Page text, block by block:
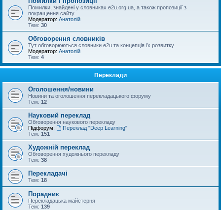
Помилки, знайдені у словниках e2u.org.ua, а також пропозиції з
покращення сайту
Модератор: Анатолій
Тем: 30
Обговорення словників
Тут обговорюються словники e2u та концепція їх розвитку
Модератор: Анатолій
Тем: 4
Переклади
Оголошення/новини
Новини та оголошення перекладацького форуму
Тем: 12
Науковий переклад
Обговорення наукового перекладу
Підфорум:
Переклад "Deep Learning"
Тем: 151
Художній переклад
Обговорення художнього перекладу
Тем: 38
Перекладачі
Тем: 18
Порадник
Перекладацька майстерня
Тем: 139